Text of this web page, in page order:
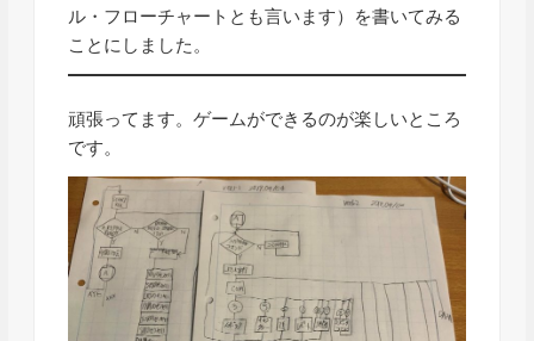
ル・フローチャートとも言います）を書いてみる
ことにしました。
頑張ってます。ゲームができるのが楽しいところ
です。